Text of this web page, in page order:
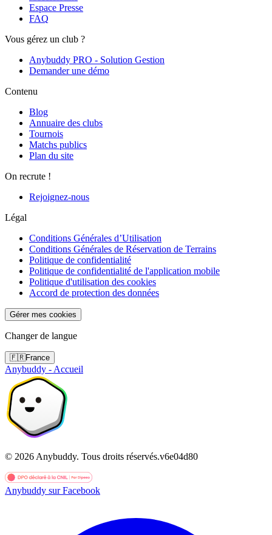
Espace Presse
FAQ
Vous gérez un club ?
Anybuddy PRO - Solution Gestion
Demander une démo
Contenu
Blog
Annuaire des clubs
Tournois
Matchs publics
Plan du site
On recrute !
Rejoignez-nous
Légal
Conditions Générales d’Utilisation
Conditions Générales de Réservation de Terrains
Politique de confidentialité
Politique de confidentialité de l'application mobile
Politique d'utilisation des cookies
Accord de protection des données
Gérer mes cookies
Changer de langue
🇫🇷France
Anybuddy - Accueil
© 2026 Anybuddy. Tous droits réservés.v6e04d80
Anybuddy sur Facebook